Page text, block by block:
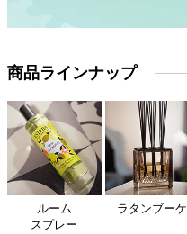
商品ラインナップ
ルーム
スプレー
ラタンブーケ